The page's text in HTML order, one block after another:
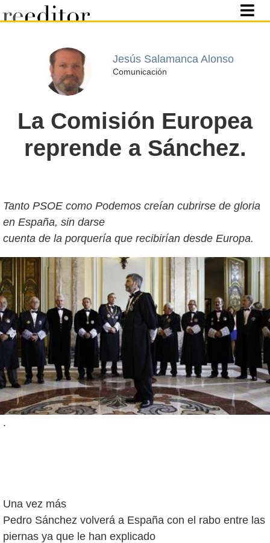
Jesús Salamanca Alonso
Comunicación
La Comisión Europea
reprende a Sánchez.
Tanto PSOE como Podemos creían cubrirse de gloria
en España, sin darse
cuenta de la porquería que recibirían desde Europa.
.
Una vez más
Pedro Sánchez volverá a España con el rabo entre las
piernas ya que le han explicado